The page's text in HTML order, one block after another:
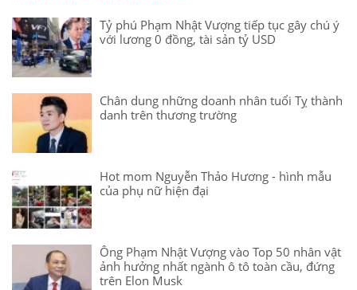
Tỷ phú Phạm Nhật Vượng tiếp tục gây chú ý
với lương 0 đồng, tài sản tỷ USD
Chân dung những doanh nhân tuổi Tỵ thành
danh trên thương trường
Hot mom Nguyễn Thảo Hương - hình mẫu
của phụ nữ hiện đại
Ông Phạm Nhật Vượng vào Top 50 nhân vật
ảnh hưởng nhất ngành ô tô toàn cầu, đứng
trên Elon Musk